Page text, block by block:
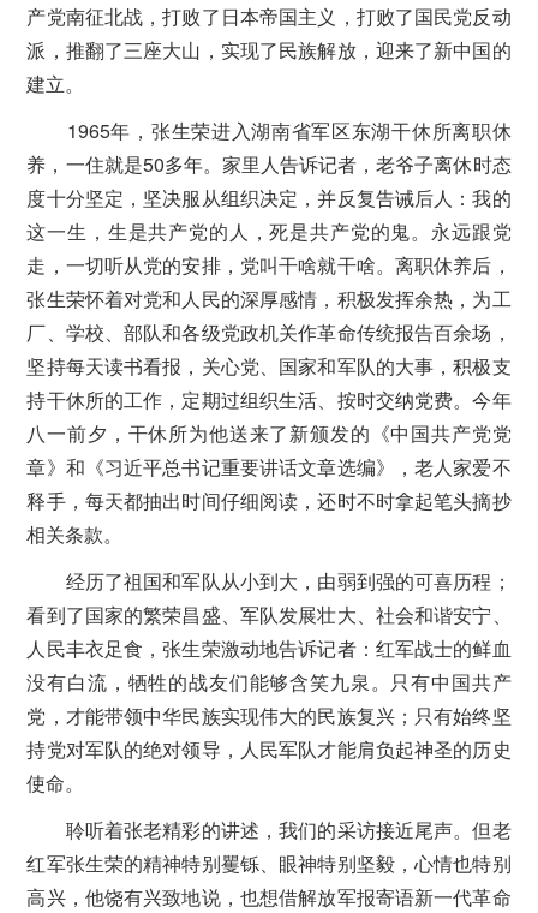
产党南征北战，打败了日本帝国主义，打败了国民党反动
派，推翻了三座大山，实现了民族解放，迎来了新中国的
建立。
1965年，张生荣进入湖南省军区东湖干休所离职休
养，一住就是50多年。家里人告诉记者，老爷子离休时态
度十分坚定，坚决服从组织决定，并反复告诫后人：我的
这一生，生是共产党的人，死是共产党的鬼。永远跟党
走，一切听从党的安排，党叫干啥就干啥。离职休养后，
张生荣怀着对党和人民的深厚感情，积极发挥余热，为工
厂、学校、部队和各级党政机关作革命传统报告百余场，
坚持每天读书看报，关心党、国家和军队的大事，积极支
持干休所的工作，定期过组织生活、按时交纳党费。今年
八一前夕，干休所为他送来了新颁发的《中国共产党党
章》和《习近平总书记重要讲话文章选编》，老人家爱不
释手，每天都抽出时间仔细阅读，还时不时拿起笔头摘抄
相关条款。
经历了祖国和军队从小到大，由弱到强的可喜历程；
看到了国家的繁荣昌盛、军队发展壮大、社会和谐安宁、
人民丰衣足食，张生荣激动地告诉记者：红军战士的鲜血
没有白流，牺牲的战友们能够含笑九泉。只有中国共产
党，才能带领中华民族实现伟大的民族复兴；只有始终坚
持党对军队的绝对领导，人民军队才能肩负起神圣的历史
使命。
聆听着张老精彩的讲述，我们的采访接近尾声。但老
红军张生荣的精神特别矍铄、眼神特别坚毅，心情也特别
高兴，他饶有兴致地说，也想借解放军报寄语新一代革命